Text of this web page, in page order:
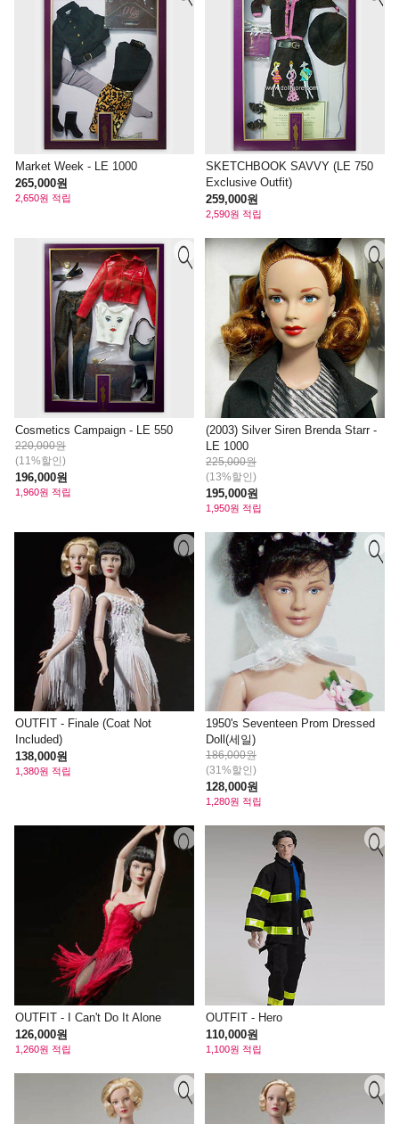
Market Week - LE 1000
265,000원
2,650원 적립
SKETCHBOOK SAVVY (LE 750
Exclusive Outfit)
259,000원
2,590원 적립
Cosmetics Campaign - LE 550
220,000원
(11%할인)
196,000원
1,960원 적립
(2003) Silver Siren Brenda Starr -
LE 1000
225,000원
(13%할인)
195,000원
1,950원 적립
OUTFIT - Finale (Coat Not
Included)
138,000원
1,380원 적립
1950's Seventeen Prom Dressed
Doll(세일)
186,000원
(31%할인)
128,000원
1,280원 적립
OUTFIT - I Can't Do It Alone
126,000원
1,260원 적립
OUTFIT - Hero
110,000원
1,100원 적립